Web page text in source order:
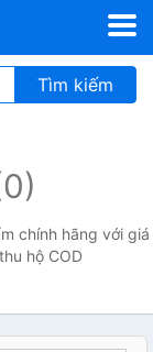
Tìm kiếm
chính hãng với giá
hộ COD